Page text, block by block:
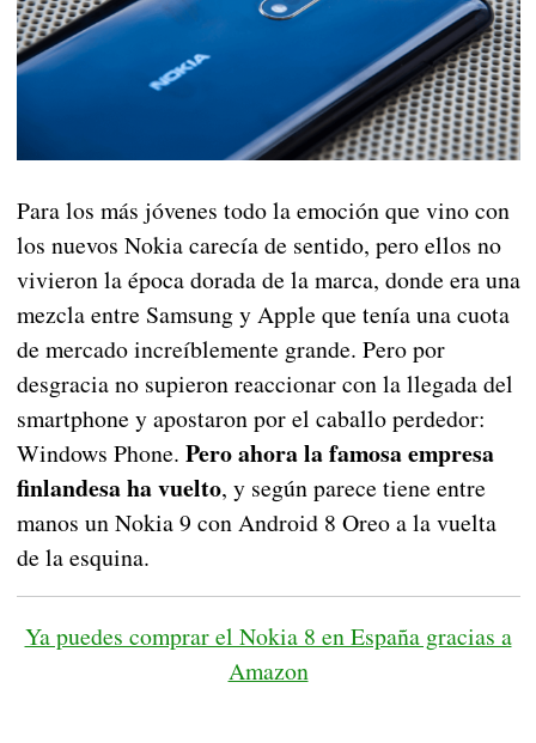
Para los más jóvenes todo la emoción que vino con
los nuevos Nokia carecía de sentido, pero ellos no
vivieron la época dorada de la marca, donde era una
mezcla entre Samsung y Apple que tenía una cuota
de mercado increíblemente grande. Pero por
desgracia no supieron reaccionar con la llegada del
smartphone y apostaron por el caballo perdedor:
Windows Phone. Pero ahora la famosa empresa
finlandesa ha vuelto, y según parece tiene entre
manos un Nokia 9 con Android 8 Oreo a la vuelta
de la esquina.
Ya puedes comprar el Nokia 8 en España gracias a
Amazon